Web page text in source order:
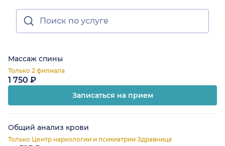
Массаж спины
Только 2 филиала
1 750 ₽
Записаться на прием
Общий анализ крови
Только Центр наркологии и психиатрии Здравница